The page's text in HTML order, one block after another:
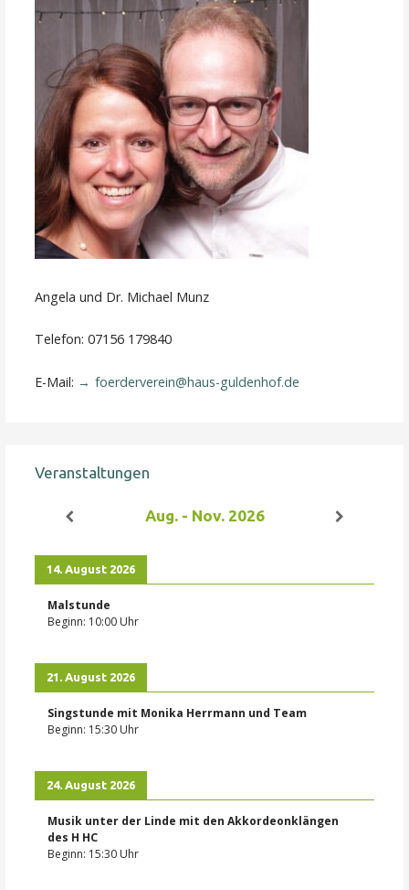
Angela und Dr. Michael Munz
Telefon: 07156 179840
E-Mail: foerderverein@haus-guldenhof.de
Veranstaltungen
Aug. - Nov. 2026
14. August 2026
Malstunde
Beginn: 10:00 Uhr
21. August 2026
Singstunde mit Monika Herrmann und Team
Beginn: 15:30 Uhr
24. August 2026
Musik unter der Linde mit den Akkordeonklängen
des H HC
Beginn: 15:30 Uhr